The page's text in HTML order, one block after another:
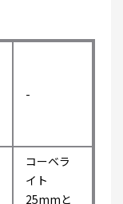
-
コーベラ
イト
25mmと